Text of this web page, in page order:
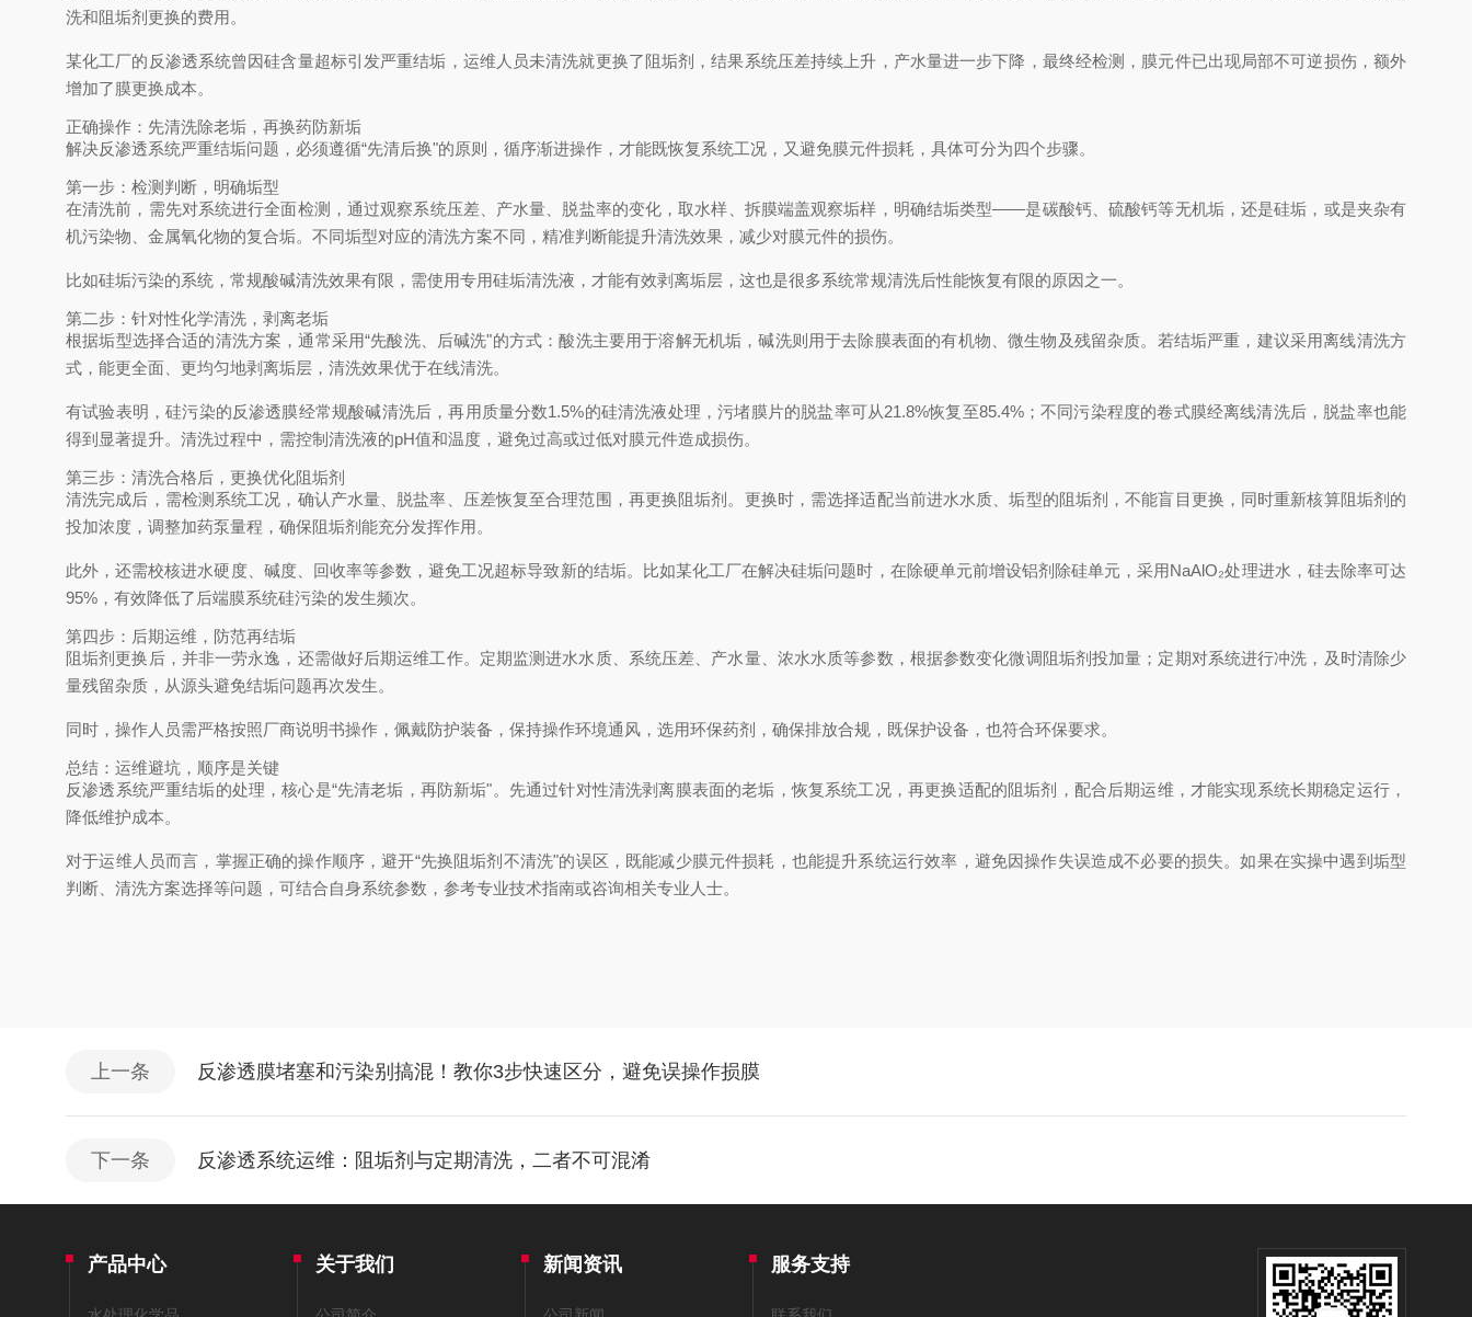
洗和阻垢剂更换的费用。
某化工厂的反渗透系统曾因硅含量超标引发严重结垢，运维人员未清洗就更换了阻垢剂，结果系统压差持续上升，产水量进一步下降，最终经检测，膜元件已出现局部不可逆损伤，额外
增加了膜更换成本。
正确操作：先清洗除老垢，再换药防新垢
解决反渗透系统严重结垢问题，必须遵循“先清后换"的原则，循序渐进操作，才能既恢复系统工况，又避免膜元件损耗，具体可分为四个步骤。
第一步：检测判断，明确垢型
在清洗前，需先对系统进行全面检测，通过观察系统压差、产水量、脱盐率的变化，取水样、拆膜端盖观察垢样，明确结垢类型——是碳酸钙、硫酸钙等无机垢，还是硅垢，或是夹杂有
机污染物、金属氧化物的复合垢。不同垢型对应的清洗方案不同，精准判断能提升清洗效果，减少对膜元件的损伤。
比如硅垢污染的系统，常规酸碱清洗效果有限，需使用专用硅垢清洗液，才能有效剥离垢层，这也是很多系统常规清洗后性能恢复有限的原因之一。
第二步：针对性化学清洗，剥离老垢
根据垢型选择合适的清洗方案，通常采用“先酸洗、后碱洗"的方式：酸洗主要用于溶解无机垢，碱洗则用于去除膜表面的有机物、微生物及残留杂质。若结垢严重，建议采用离线清洗方
式，能更全面、更均匀地剥离垢层，清洗效果优于在线清洗。
有试验表明，硅污染的反渗透膜经常规酸碱清洗后，再用质量分数1.5%的硅清洗液处理，污堵膜片的脱盐率可从21.8%恢复至85.4%；不同污染程度的卷式膜经离线清洗后，脱盐率也能
得到显著提升。清洗过程中，需控制清洗液的pH值和温度，避免过高或过低对膜元件造成损伤。
第三步：清洗合格后，更换优化阻垢剂
清洗完成后，需检测系统工况，确认产水量、脱盐率、压差恢复至合理范围，再更换阻垢剂。更换时，需选择适配当前进水水质、垢型的阻垢剂，不能盲目更换，同时重新核算阻垢剂的
投加浓度，调整加药泵量程，确保阻垢剂能充分发挥作用。
此外，还需校核进水硬度、碱度、回收率等参数，避免工况超标导致新的结垢。比如某化工厂在解决硅垢问题时，在除硬单元前增设铝剂除硅单元，采用NaAlO₂处理进水，硅去除率可达
95%，有效降低了后端膜系统硅污染的发生频次。
第四步：后期运维，防范再结垢
阻垢剂更换后，并非一劳永逸，还需做好后期运维工作。定期监测进水水质、系统压差、产水量、浓水水质等参数，根据参数变化微调阻垢剂投加量；定期对系统进行冲洗，及时清除少
量残留杂质，从源头避免结垢问题再次发生。
同时，操作人员需严格按照厂商说明书操作，佩戴防护装备，保持操作环境通风，选用环保药剂，确保排放合规，既保护设备，也符合环保要求。
总结：运维避坑，顺序是关键
反渗透系统严重结垢的处理，核心是“先清老垢，再防新垢"。先通过针对性清洗剥离膜表面的老垢，恢复系统工况，再更换适配的阻垢剂，配合后期运维，才能实现系统长期稳定运行，
降低维护成本。
对于运维人员而言，掌握正确的操作顺序，避开“先换阻垢剂不清洗"的误区，既能减少膜元件损耗，也能提升系统运行效率，避免因操作失误造成不必要的损失。如果在实操中遇到垢型
判断、清洗方案选择等问题，可结合自身系统参数，参考专业技术指南或咨询相关专业人士。
上一条 反渗透膜堵塞和污染别搞混！教你3步快速区分，避免误操作损膜
下一条 反渗透系统运维：阻垢剂与定期清洗，二者不可混淆
产品中心 关于我们 新闻资讯 服务支持